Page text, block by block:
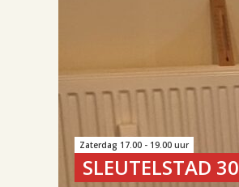
Zaterdag 17.00 - 19.00 uur
SLEUTELSTAD 30